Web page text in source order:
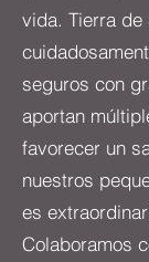
vida. Tierra de
seguros con
aportan
favorecer un
nuestros
es
Colaboramos